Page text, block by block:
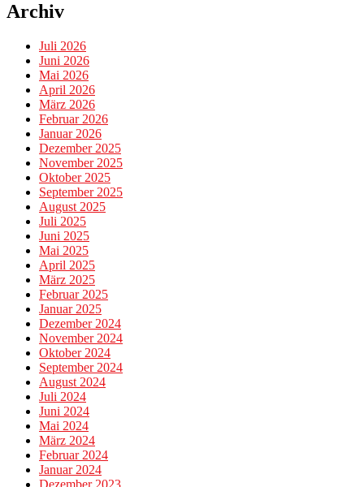
Archiv
Juli 2026
Juni 2026
Mai 2026
April 2026
März 2026
Februar 2026
Januar 2026
Dezember 2025
November 2025
Oktober 2025
September 2025
August 2025
Juli 2025
Juni 2025
Mai 2025
April 2025
März 2025
Februar 2025
Januar 2025
Dezember 2024
November 2024
Oktober 2024
September 2024
August 2024
Juli 2024
Juni 2024
Mai 2024
März 2024
Februar 2024
Januar 2024